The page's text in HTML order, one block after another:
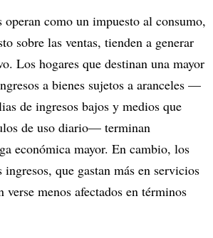
operan como un impuesto al consumo,
sobre las ventas, tienden a generar
Los hogares que destinan una mayor
a bienes sujetos a aranceles —
de ingresos bajos y medios que
de uso diario— terminan
económica mayor. En cambio, los
ingresos, que gastan más en servicios
verse menos afectados en términos